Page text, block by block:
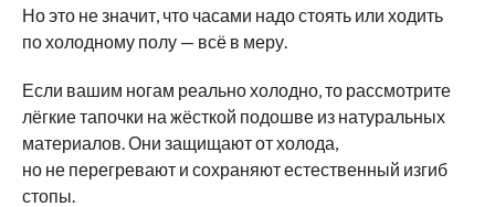
Но это не значит, что часами надо стоять или ходить
по холодному полу — всё в меру.
Если вашим ногам реально холодно, то рассмотрите
лёгкие тапочки на жёсткой подошве из натуральных
материалов. Они защищают от холода,
но не перегревают и сохраняют естественный изгиб
стопы.